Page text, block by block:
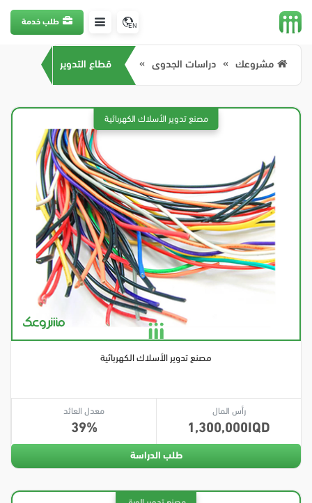
EN طلب خدمة
مشروعك دراسات الجدوى قطاع التدوير
مصنع تدوير الأسلاك الكهربائية
رأس المال
1,300,000
معدل العائد
39
طلب الدراسة